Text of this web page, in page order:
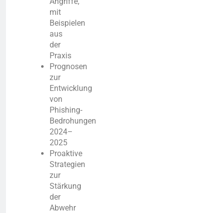
mit
Beispielen
aus
der
Praxis
Prognosen
zur
Entwicklung
von
Phishing-
Bedrohungen
2024–
2025
Proaktive
Strategien
zur
Stärkung
der
Abwehr